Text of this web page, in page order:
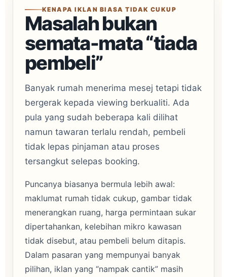
KENAPA IKLAN BIASA TIDAK CUKUP
Masalah bukan
semata-mata “tiada
pembeli”
Banyak rumah menerima mesej tetapi tidak
bergerak kepada viewing berkualiti. Ada
pula yang sudah beberapa kali dilihat
namun tawaran terlalu rendah, pembeli
tidak lepas pinjaman atau proses
tersangkut selepas booking.
Puncanya biasanya bermula lebih awal:
maklumat rumah tidak cukup, gambar tidak
menerangkan ruang, harga permintaan sukar
dipertahankan, kelebihan mikro kawasan
tidak disebut, atau pembeli belum ditapis.
Dalam pasaran yang mempunyai banyak
pilihan, iklan yang “nampak cantik” masih